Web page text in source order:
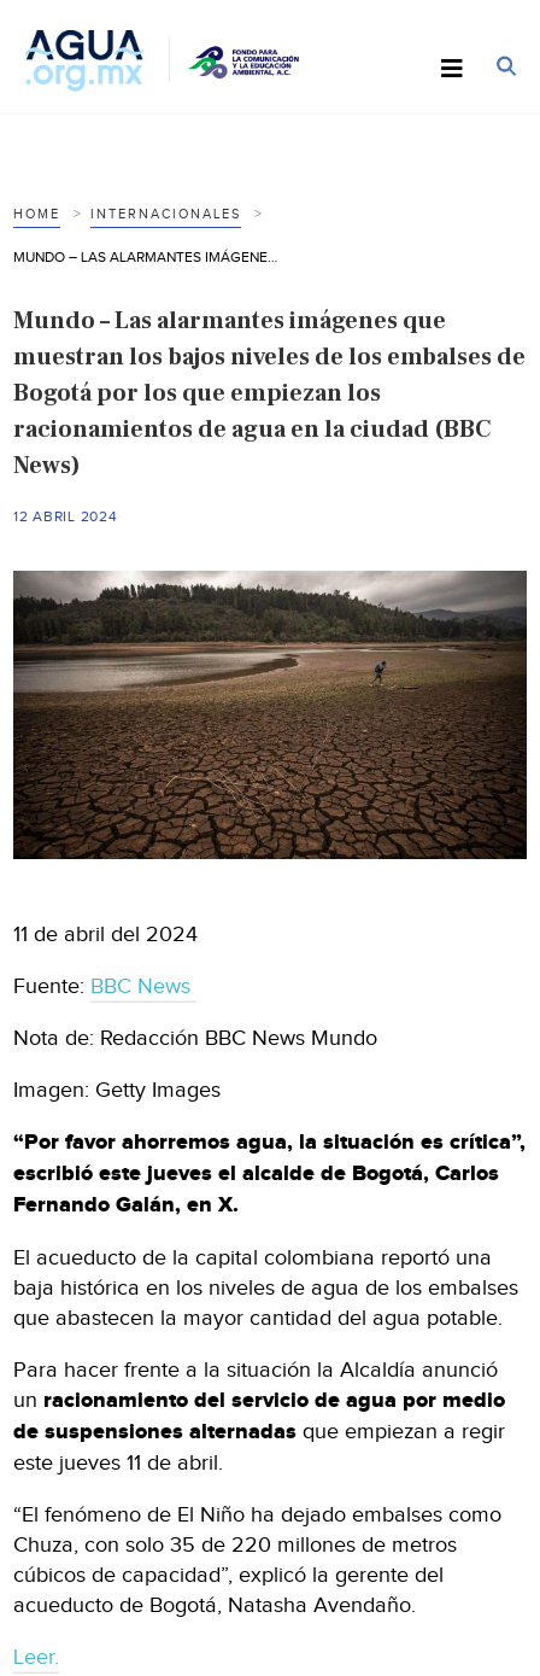
HOME INTERNACIONALES
Mundo – Las alarmantes imágenes que
muestran los bajos niveles de los embalses de
Bogotá por los que empiezan los
racionamientos de agua en la ciudad (BBC
News)
12 ABRIL 2024
11 de abril del 2024
Fuente: BBC News
Nota de: Redacción BBC News Mundo
Imagen: Getty Images
“Por favor ahorremos agua, la situación es crítica”,
escribió este jueves el alcalde de Bogotá, Carlos
Fernando Galán, en X.
El acueducto de la capital colombiana reportó una
baja histórica en los niveles de agua de los embalses
que abastecen la mayor cantidad del agua potable.
Para hacer frente a la situación la Alcaldía anunció
un racionamiento del servicio de agua por medio
de suspensiones alternadas que empiezan a regir
este jueves 11 de abril.
“El fenómeno de El Niño ha dejado embalses como
Chuza, con solo 35 de 220 millones de metros
cúbicos de capacidad”, explicó la gerente del
acueducto de Bogotá, Natasha Avendaño.
Leer.